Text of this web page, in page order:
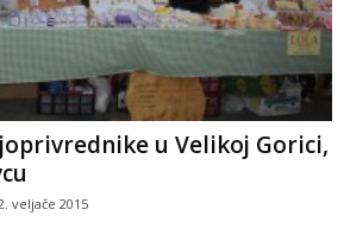
u Velikoj Gorici,
veljače 2015